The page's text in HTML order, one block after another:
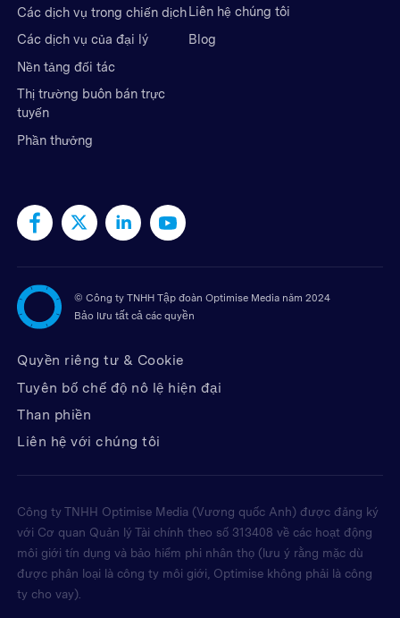
Các dịch vụ trong chiến dịch
Các dịch vụ của đại lý
Nền tảng đối tác
Thị trường buôn bán trực
tuyến
Phần thưởng
Liên hệ chúng tôi
Blog
© Công ty TNHH Tập đoàn Optimise Media năm 2024
Bảo lưu tất cả các quyền
Quyền riêng tư & Cookie
Tuyên bố chế độ nô lệ hiện đại
Than phiền
Liên hệ với chúng tôi
Công ty TNHH Optimise Media (Vương quốc Anh) được đăng ký
với Cơ quan Quản lý Tài chính theo số 313408 về các hoạt động
môi giới tín dụng và bảo hiểm phi nhân thọ (lưu ý rằng mặc dù
được phân loại là công ty môi giới, Optimise không phải là công
ty cho vay).